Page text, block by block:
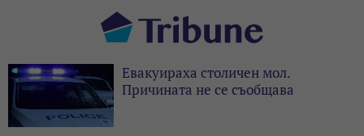
Евакуираха столичен мол.
Причината не се съобщава